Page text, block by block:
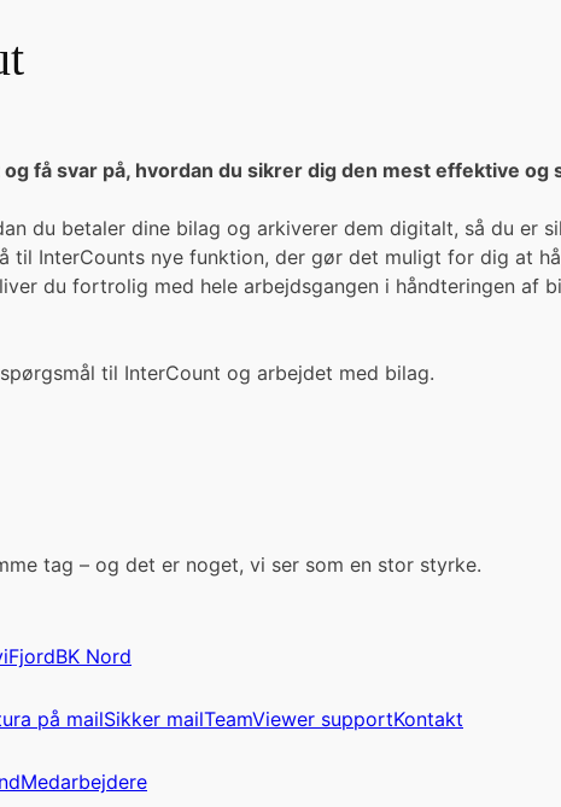
få svar på, hvordan du sikrer dig den mest effektive
du betaler dine bilag og arkiverer dem digitalt, så du er
til InterCounts nye funktion, der gør det muligt for dig at
du fortrolig med hele arbejdsgangen i håndteringen af
til InterCount og arbejdet med bilag.
tag – og det er noget, vi ser som en stor styrke.
BK Nord
på mailSikker mailTeamViewer supportKontakt
Medarbejdere